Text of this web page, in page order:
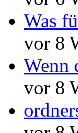
Was
vor 8
Wenn
vor 8